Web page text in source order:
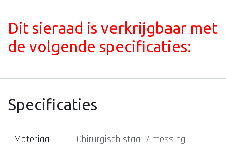
Dit sieraad is verkrijgbaar met
de volgende specificaties:
Specificaties
Materiaal Chirurgisch staal / messing